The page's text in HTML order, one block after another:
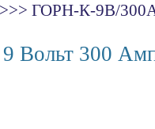
>>> ГОРН-К-9В/
Вольт 300